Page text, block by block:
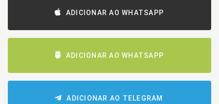
ADICIONAR AO WHATSAPP
ADICIONAR AO WHATSAPP
ADICIONAR AO TELEGRAM